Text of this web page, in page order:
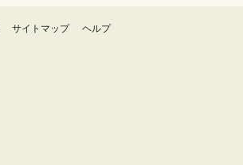
サイトマップ ヘルプ